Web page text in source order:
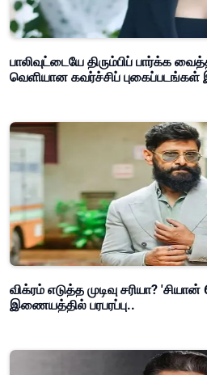
பாலிவுட்டையே திரும்பிப் பார்க்க
வெளியான கவர்ச்சிப்
விக்ரம் எடுத்த முடிவு சரியா?
இணையத்தில் பரபரப்பு..